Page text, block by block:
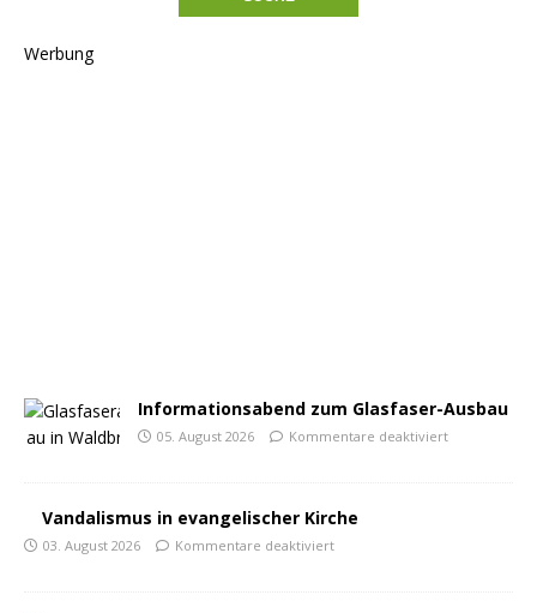
Werbung
Informationsabend zum Glasfaser-Ausbau
05. August 2026 Kommentare deaktiviert
Vandalismus in evangelischer Kirche
03. August 2026 Kommentare deaktiviert